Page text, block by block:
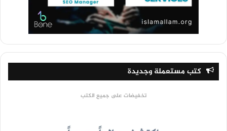
كتب مستعملة وجديدة
تخفيضات على جميع الكتب